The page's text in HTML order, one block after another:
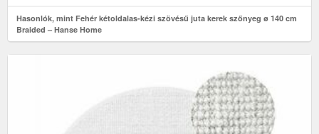
Hasonlók, mint Fehér kétoldalas-kézi szövésű juta kerek szőnyeg ø 140 cm
Braided – Hanse Home